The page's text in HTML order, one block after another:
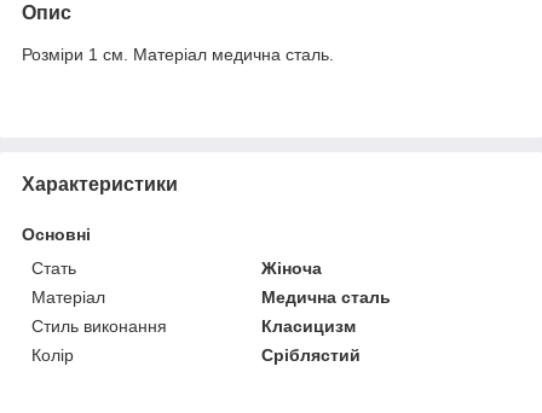
Опис
Розміри 1 см. Матеріал медична сталь.
Характеристики
Основні
Стать
Жіноча
Матеріал
Медична сталь
Стиль виконання
Класицизм
Колір
Сріблястий